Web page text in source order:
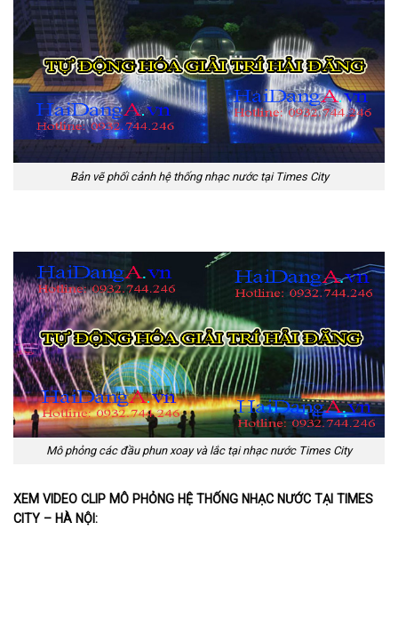
Bản vẽ phối cảnh hệ thống nhạc nước tại Times City
Mô phỏng các đầu phun xoay và lắc tại nhạc nước Times City
XEM VIDEO CLIP MÔ PHỎNG HỆ THỐNG NHẠC NƯỚC TẠI TIMES
CITY – HÀ NỘI: